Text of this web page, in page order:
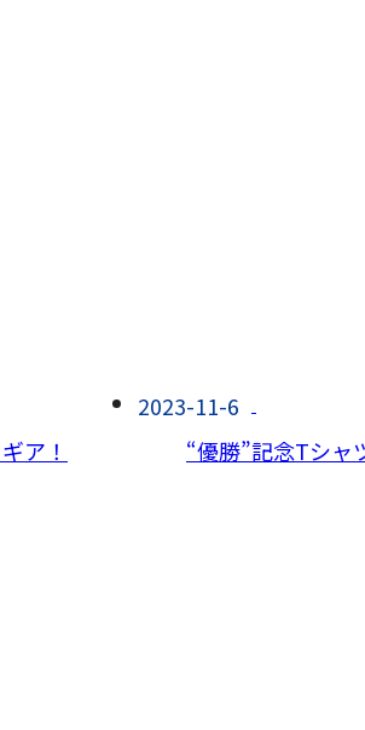
ア！
2023-11-6
“優勝”記念Tシャ